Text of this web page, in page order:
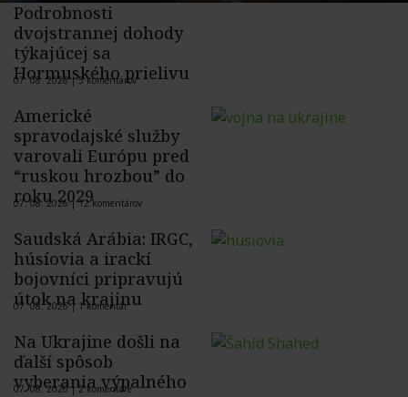
Podrobnosti
dvojstrannej dohody
týkajúcej sa
Hormuského prielivu
07. 08. 2026 |5 komentárov
Americké
spravodajské služby
varovali Európu pred
“ruskou hrozbou” do
roku 2029
07. 08. 2026 |12 komentárov
Saudská Arábia: IRGC,
húsíovia a irackí
bojovníci pripravujú
útok na krajinu
07. 08. 2026 | 1 komentár
Na Ukrajine došli na
ďalší spôsob
vyberania výpalného
07. 08. 2026 |2 komentáre